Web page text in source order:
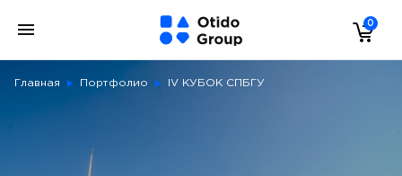
0
Главная Портфолио IV КУБОК СПБГУ